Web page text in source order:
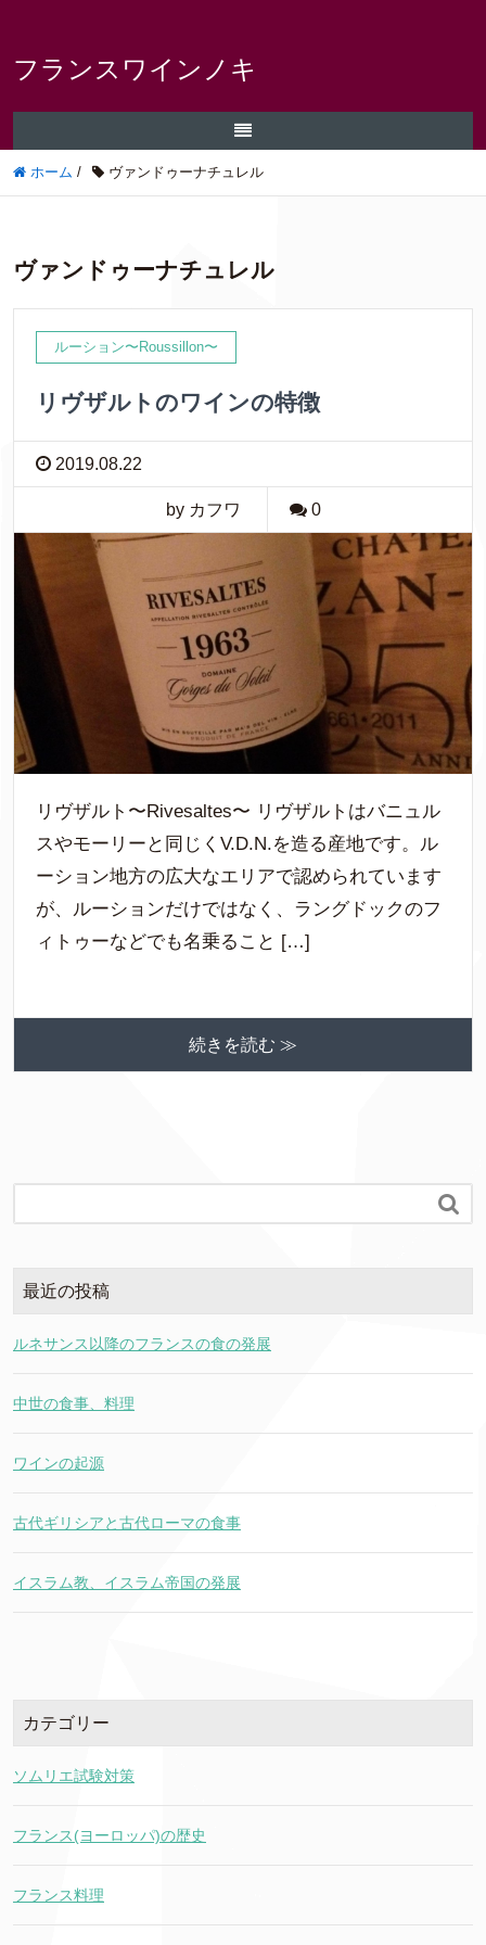
フランスワインノキ
ホーム / ヴァンドゥーナチュレル
ヴァンドゥーナチュレル
ルーション〜Roussillon〜
リヴザルトのワインの特徴
2019.08.22
by カフワ 0
リヴザルト〜Rivesaltes〜 リヴザルトはバニュル
スやモーリーと同じくV.D.N.を造る産地です。ル
ーション地方の広大なエリアで認められています
が、ルーションだけではなく、ラングドックのフ
ィトゥーなどでも名乗ること […]
続きを読む ≫

最近の投稿
ルネサンス以降のフランスの食の発展
中世の食事、料理
ワインの起源
古代ギリシアと古代ローマの食事
イスラム教、イスラム帝国の発展
カテゴリー
ソムリエ試験対策
フランス(ヨーロッパ)の歴史
フランス料理